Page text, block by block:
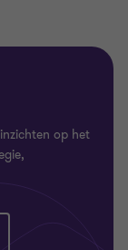
op het